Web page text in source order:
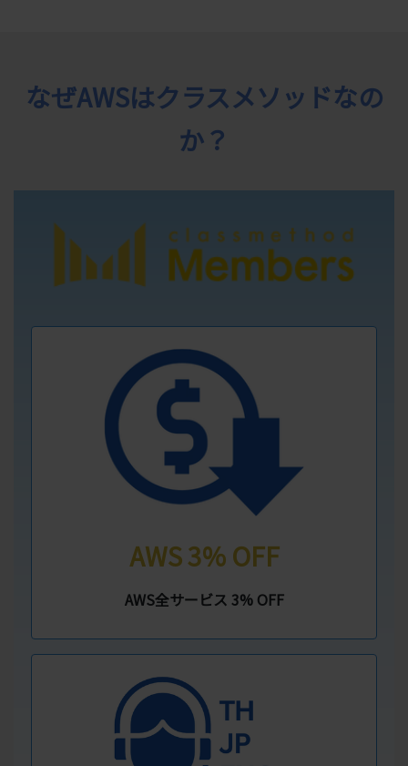
なぜAWSはクラスメソッドなの
か？
AWS 3% OFF
AWS全サービス 3% OFF